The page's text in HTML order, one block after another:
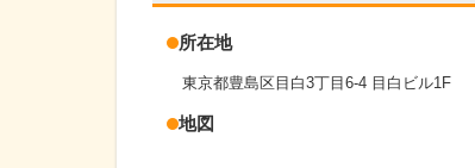
所在地
東京都豊島区目白3丁目6-4 目白ビル1F
地図